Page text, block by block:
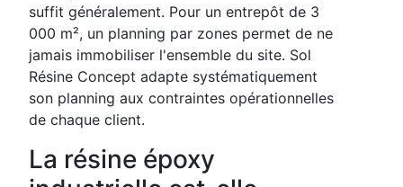
suffit généralement. Pour un entrepôt de 3
000 m², un planning par zones permet de ne
jamais immobiliser l'ensemble du site. Sol
Résine Concept adapte systématiquement
son planning aux contraintes opérationnelles
de chaque client.
La résine époxy